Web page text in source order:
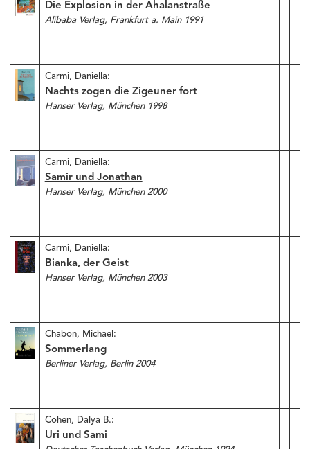
Die Explosion in der Ahalanstraße
Alibaba Verlag, Frankfurt a. Main 1991
Carmi, Daniella:
Nachts zogen die Zigeuner fort
Hanser Verlag, München 1998
Carmi, Daniella:
Samir und Jonathan
Hanser Verlag, München 2000
Carmi, Daniella:
Bianka, der Geist
Hanser Verlag, München 2003
Chabon, Michael:
Sommerlang
Berliner Verlag, Berlin 2004
Cohen, Dalya B.:
Uri und Sami